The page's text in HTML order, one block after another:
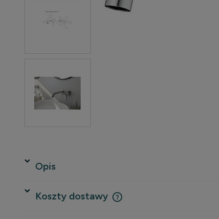
Opis
Koszty dostawy